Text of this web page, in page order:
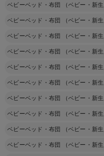
ベビーベッド・布団 （ベビー・新生
ベビーベッド・布団 （ベビー・新生
ベビーベッド・布団 （ベビー・新生
ベビーベッド・布団 （ベビー・新生
ベビーベッド・布団 （ベビー・新生
ベビーベッド・布団 （ベビー・新生
ベビーベッド・布団 （ベビー・新生
ベビーベッド・布団 （ベビー・新生
ベビーベッド・布団 （ベビー・新生
ベビーベッド・布団 （ベビー・新生